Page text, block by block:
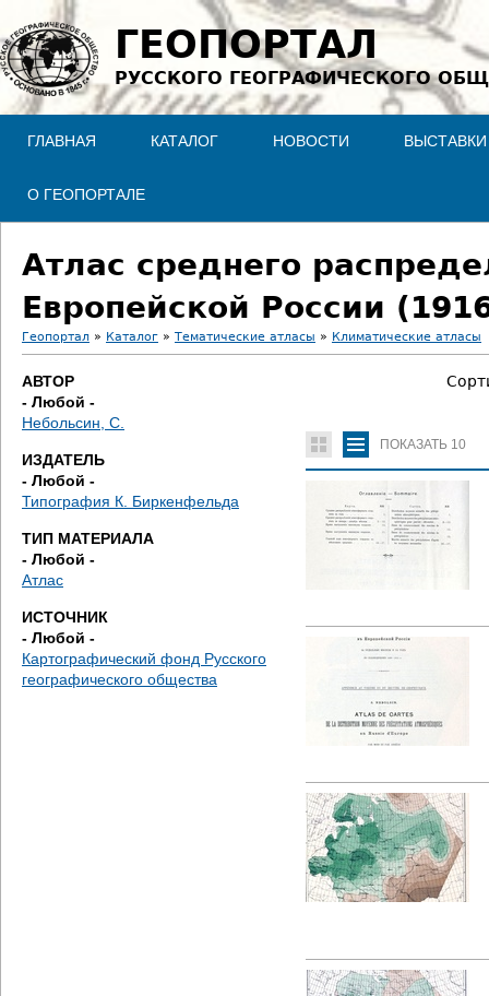
Jump to navigation
ГЕОПОРТАЛ
РУССКОГО ГЕОГРАФИЧЕСКОГО
ГЛАВНАЯ КАТАЛОГ НОВОСТИ ВЫСТАВКИ
О ГЕОПОРТАЛЕ
Атлас среднего
Европейской России
В
ы
з
д
е
с
ь
Геопортал » Каталог » Тематические атласы » Климатические атласы
АВТОР
- Любой -
Небольсин, С.
ИЗДАТЕЛЬ
- Любой -
Типография К. Биркенфельда
ТИП МАТЕРИАЛА
- Любой -
Атлас
ИСТОЧНИК
- Любой -
Картографический фонд Русского
географического общества
ПОКАЗАТЬ 10